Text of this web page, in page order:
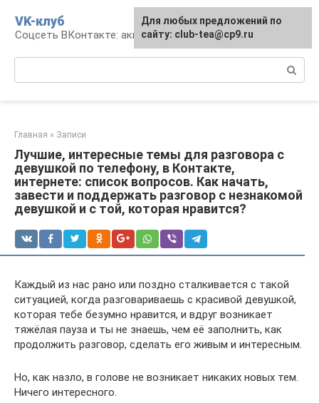
контенту
VK-клуб
Соцсеть ВКонтакте: аккаунт, общение, досуг
Главная » Записи
Лучшие, интересные темы для разговора с
девушкой по телефону, в Контакте,
интернете: список вопросов. Как начать,
завести и поддержать разговор с незнакомой
девушкой и с той, которая нравится?
Каждый из нас рано или поздно сталкивается с такой
ситуацией, когда разговариваешь с красивой девушкой,
которая тебе безумно нравится, и вдруг возникает
тяжёлая пауза и ты не знаешь, чем её заполнить, как
продолжить разговор, сделать его живым и интересным.
Но, как назло, в голове не возникает никаких новых тем.
Ничего интересного.
Для любых предложений по
сайту: club-tea@cp9.ru